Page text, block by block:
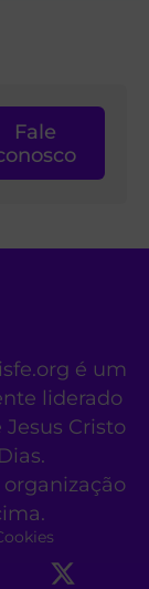
Fale
é um
liderado
Cristo